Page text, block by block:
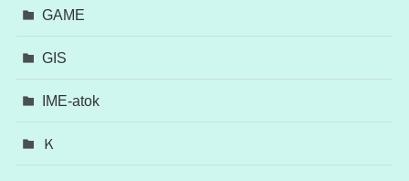
GAME
GIS
IME-atok
Ｋ